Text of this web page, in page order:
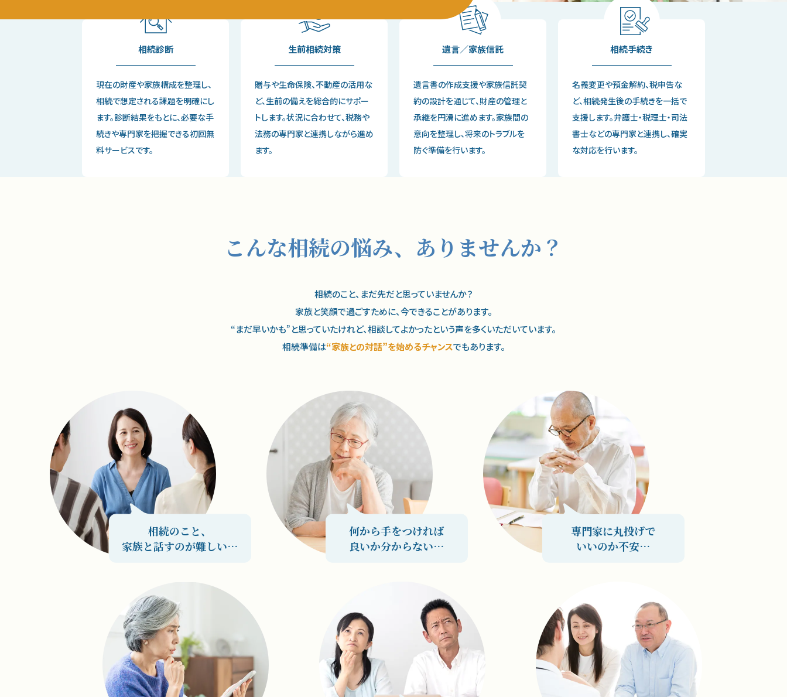
相続診断
現在の財産や家族構成を整理し、
相続で想定される課題を明確にし
ます。診断結果をもとに、必要な手
続きや専門家を把握できる初回無
料サービスです。
生前相続対策
贈与や生命保険、不動産の活用な
ど、生前の備えを総合的にサポー
トします。状況に合わせて、税務や
法務の専門家と連携しながら進め
ます。
遺言／家族信託
遺言書の作成支援や家族信託契
約の設計を通じて、財産の管理と
承継を円滑に進めます。家族間の
意向を整理し、将来のトラブルを
防ぐ準備を行います。
相続手続き
名義変更や預金解約、税申告な
ど、相続発生後の手続きを一括で
支援します。弁護士・税理士・司法
書士などの専門家と連携し、確実
な対応を行います。
こんな相続の悩み、 ありませんか？
相続のこと、まだ先だと思っていませんか？
家族と笑顔で過ごすために、今できることがあります。
“まだ早いかも”と思っていたけれど、相談してよかったという声を多くいただいています。
相続準備は“家族との対話”を始めるチャンスでもあります。
相続のこと、
家族と話すのが難しい…
何から手をつければ
良いか分からない…
専門家に丸投げで
いいのか不安…